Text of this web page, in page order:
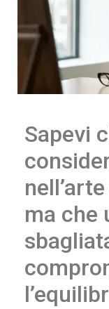
Sapevi
ma che